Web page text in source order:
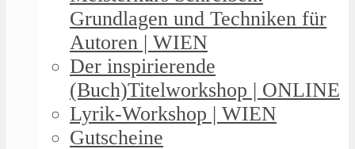
Grundlagen und Techniken für
Autoren | WIEN
Der inspirierende
(Buch)Titelworkshop | ONLINE
Lyrik-Workshop | WIEN
Gutscheine